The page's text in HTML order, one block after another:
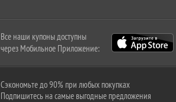
Все наши купоны доступны
через Мобильное Приложение:
Сэкономьте до 90% при любых покупках
Подпишитесь на самые выгодные предложения